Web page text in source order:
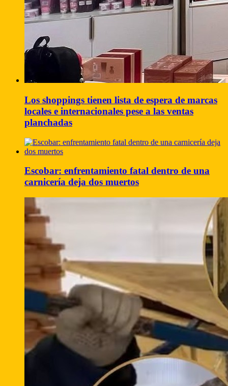
Los shoppings tienen lista de espera de marcas
locales e internacionales pese a las ventas
planchadas
Escobar: enfrentamiento fatal dentro de una
carnicería deja dos muertos